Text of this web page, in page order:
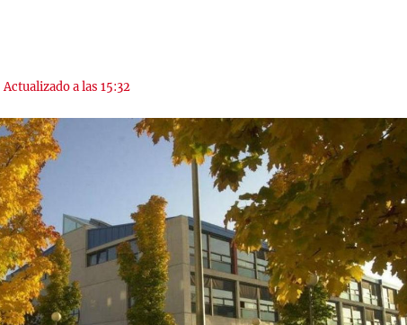
|Actualizado a las 15:32